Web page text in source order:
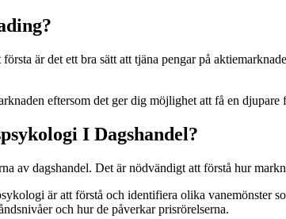
är det ett bra sätt att tjäna pengar på
eftersom det ger dig möjlighet att få en
I Dagshandel?
av dagshandel. Det är nödvändigt att förstå hur
är att förstå och identifiera olika vanemönster
och hur de påverkar prisrörelserna.